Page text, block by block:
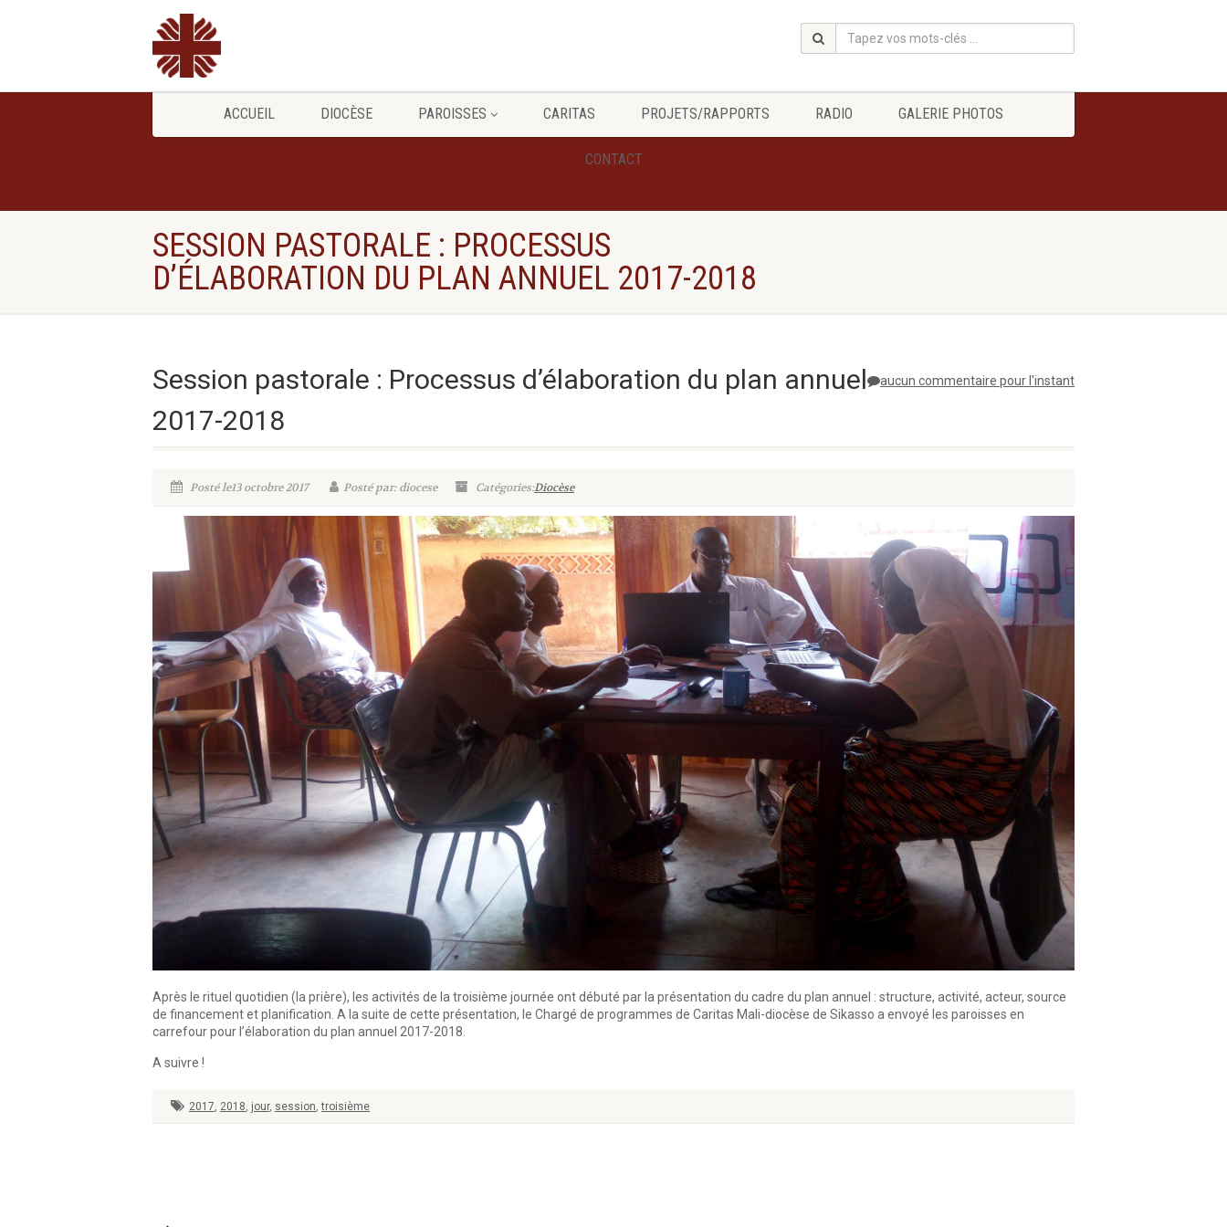
ACCUEIL DIOCÈSE PAROISSES CARITAS PROJETS/RAPPORTS RADIO GALERIE PHOTOS
CONTACT
SESSION PASTORALE : PROCESSUS
D’ÉLABORATION DU PLAN ANNUEL 2017-2018
aucun commentaire pour l'instant
Session pastorale : Processus d’élaboration du plan annuel
2017-2018
Posté le13 octobre 2017 Posté par: diocese Catégories:Diocèse
Après le rituel quotidien (la prière), les activités de la troisième journée ont débuté par la présentation du cadre du plan annuel : structure, activité, acteur, source
de financement et planification. A la suite de cette présentation, le Chargé de programmes de Caritas Mali-diocèse de Sikasso a envoyé les paroisses en
carrefour pour l’élaboration du plan annuel 2017-2018.
A suivre !
2017, 2018, jour, session,troisième